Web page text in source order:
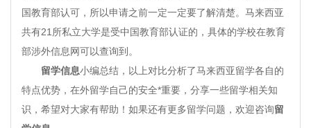
国教育部认可，所以申请之前一定一定要了解清楚。马来西亚
共有21所私立大学是受中国教育部认证的，具体的学校在教育
部涉外信息网可以查询到。
留学信息小编总结，以上对比分析了马来西亚留学各自的
特点优势，在外留学自己的安全*重要，分享一些留学相关知
识，希望对大家有帮助！如果还有更多留学问题，欢迎咨询留